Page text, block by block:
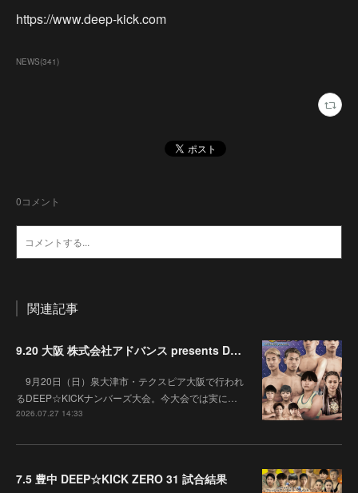
https://www.deep-kick.com
NEWS(341)
0コメント
関連記事
9.20 大阪 株式会社アドバンス presents DEEP☆KICK 79･80 7月の準決勝を勝ち抜いた6名による-53kg･-65kg･QUEEN-46kgと3つの王座決定戦の開催が決定！
9月20日（日）泉大津市・テクスピア大阪で行われ
るDEEP☆KICKナンバーズ大会。今大会では実に…
2026.07.27 14:33
7.5 豊中 DEEP☆KICK ZERO 31 試合結果